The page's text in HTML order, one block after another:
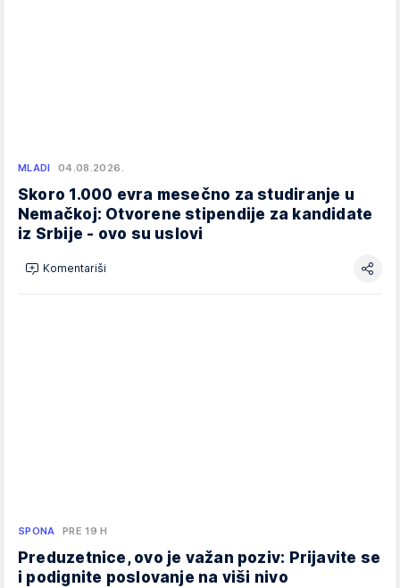
MLADI 04.08.2026.
Skoro 1.000 evra mesečno za studiranje u
Nemačkoj: Otvorene stipendije za kandidate
iz Srbije - ovo su uslovi
Komentariši
SPONA PRE 19 H
Preduzetnice, ovo je važan poziv: Prijavite se
i podignite poslovanje na viši nivo